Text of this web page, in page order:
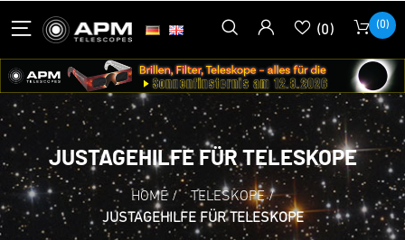
(0) (0)
JUSTAGEHILFE FÜR TELESKOPE
HOME / TELESKOPE /
JUSTAGEHILFE FÜR TELESKOPE